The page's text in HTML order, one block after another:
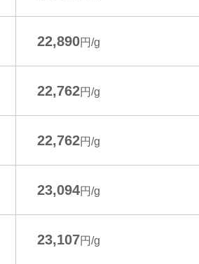
22,890円/g
22,762円/g
22,762円/g
23,094円/g
23,107円/g